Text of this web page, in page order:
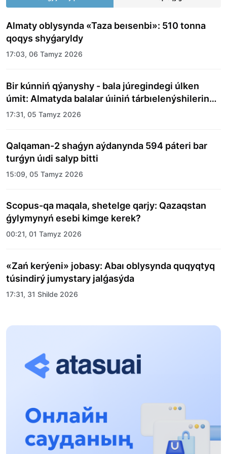
Almaty oblysynda «Taza beısenbi»: 510 tonna
qoqys shyǵaryldy
17:03, 06 Tamyz 2026
Bir kúnniń qýanyshy - bala júregindegi úlken
úmit: Almatyda balalar úıiniń tárbıelenýshilerine
merekelik kún uıymdastyryldy
17:31, 05 Tamyz 2026
Qalqaman-2 shaǵyn aýdanynda 594 páteri bar
turǵyn úıdi salyp bitti
15:09, 05 Tamyz 2026
Scopus-qa maqala, shetelge qarjy: Qazaqstan
ǵylymynyń esebi kimge kerek?
00:21, 01 Tamyz 2026
«Zań kerýeni» jobasy: Abaı oblysynda quqyqtyq
túsindirý jumystary jalǵasýda
17:31, 31 Shilde 2026
Halyqaralyq «Formýla-1 H2O» jarysyn Qonaev
13:13, 30 Shilde 2026
12:01, 28 Shilde 2026
Abzal Dostıar: Dýman Muhametkárimdi Almaty